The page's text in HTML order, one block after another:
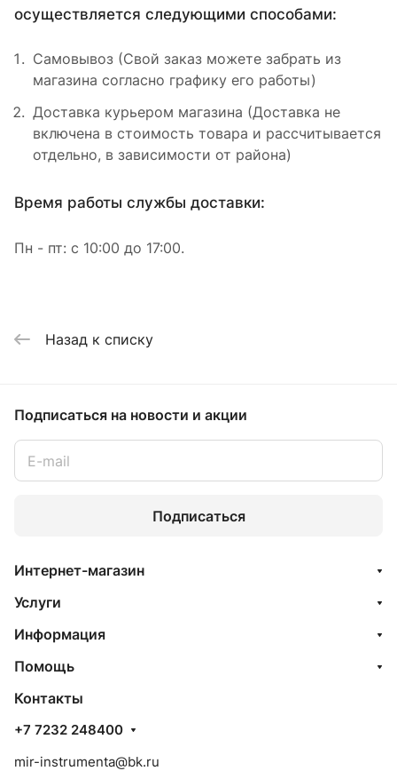
осуществляется следующими способами:
Самовывоз (Свой заказ можете забрать из
магазина согласно графику его работы)
Доставка курьером магазина (Доставка не
включена в стоимость товара и рассчитывается
отдельно, в зависимости от района)
Время работы службы доставки:
Пн - пт: с 10:00 до 17:00.
Назад к списку
Подписаться на новости и акции
Подписаться
Интернет-магазин
Услуги
Информация
Помощь
Контакты
+7 7232 248400
mir-instrumenta@bk.ru